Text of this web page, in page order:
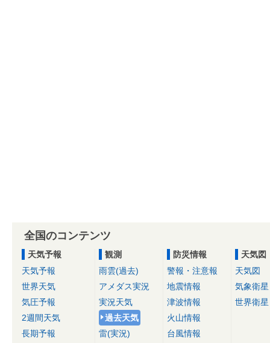
全国のコンテンツ
天気予報
天気予報
世界天気
気圧予報
2週間天気
長期予報
観測
雨雲(過去)
アメダス実況
実況天気
過去天気
雷(実況)
防災情報
警報・注意報
地震情報
津波情報
火山情報
台風情報
天気図
天気図
気象衛星
世界衛星